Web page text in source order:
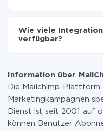
zahlen nur für die
Service von einem
Weitere Informationen
Wie viele
verfügbar?
Information über
Die Mailchimp-
Marketingkampagnen
Dienst ist seit 2001 auf
können Benutzer